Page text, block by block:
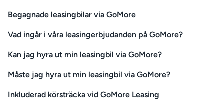
Begagnade leasingbilar via GoMore
Vad ingår i våra leasingerbjudanden på GoMore?
Kan jag hyra ut min leasingbil via GoMore?
Måste jag hyra ut min leasingbil via GoMore?
Inkluderad körsträcka vid GoMore Leasing